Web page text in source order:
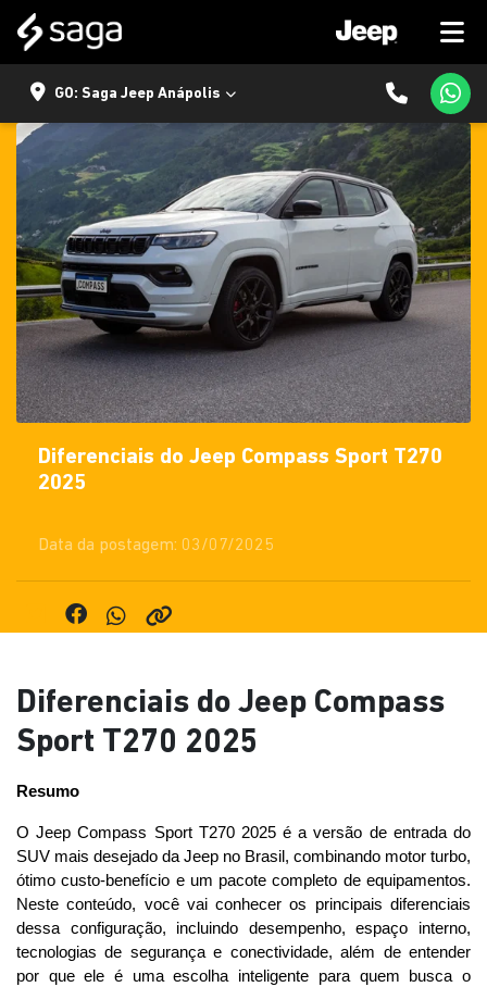
GO: Saga Jeep Anápolis
Diferenciais do Jeep Compass Sport T270
2025
Data da postagem: 03/07/2025
Diferenciais do Jeep Compass
Sport T270 2025
Resumo
O Jeep Compass Sport T270 2025 é a versão de entrada do
SUV mais desejado da Jeep no Brasil, combinando motor turbo,
ótimo custo-benefício e um pacote completo de equipamentos.
Neste conteúdo, você vai conhecer os principais diferenciais
dessa configuração, incluindo desempenho, espaço interno,
tecnologias de segurança e conectividade, além de entender
por que ele é uma escolha inteligente para quem busca o